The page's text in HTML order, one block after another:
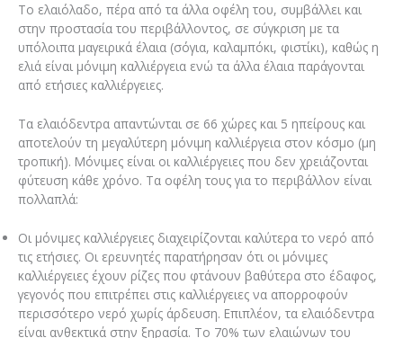
Το ελαιόλαδο, πέρα από τα άλλα οφέλη του, συμβάλλει και
στην προστασία του περιβάλλοντος, σε σύγκριση με τα
υπόλοιπα μαγειρικά έλαια (σόγια, καλαμπόκι, φιστίκι), καθώς η
ελιά είναι μόνιμη καλλιέργεια ενώ τα άλλα έλαια παράγονται
από ετήσιες καλλιέργειες.
Τα ελαιόδεντρα απαντώνται σε 66 χώρες και 5 ηπείρους και
αποτελούν τη μεγαλύτερη μόνιμη καλλιέργεια στον κόσμο (μη
τροπική). Μόνιμες είναι οι καλλιέργειες που δεν χρειάζονται
φύτευση κάθε χρόνο. Τα οφέλη τους για το περιβάλλον είναι
πολλαπλά:
Οι μόνιμες καλλιέργειες διαχειρίζονται καλύτερα το νερό από
τις ετήσιες. Οι ερευνητές παρατήρησαν ότι οι μόνιμες
καλλιέργειες έχουν ρίζες που φτάνουν βαθύτερα στο έδαφος,
γεγονός που επιτρέπει στις καλλιέργειες να απορροφούν
περισσότερο νερό χωρίς άρδευση. Επιπλέον, τα ελαιόδεντρα
είναι ανθεκτικά στην ξηρασία. Το 70% των ελαιώνων του